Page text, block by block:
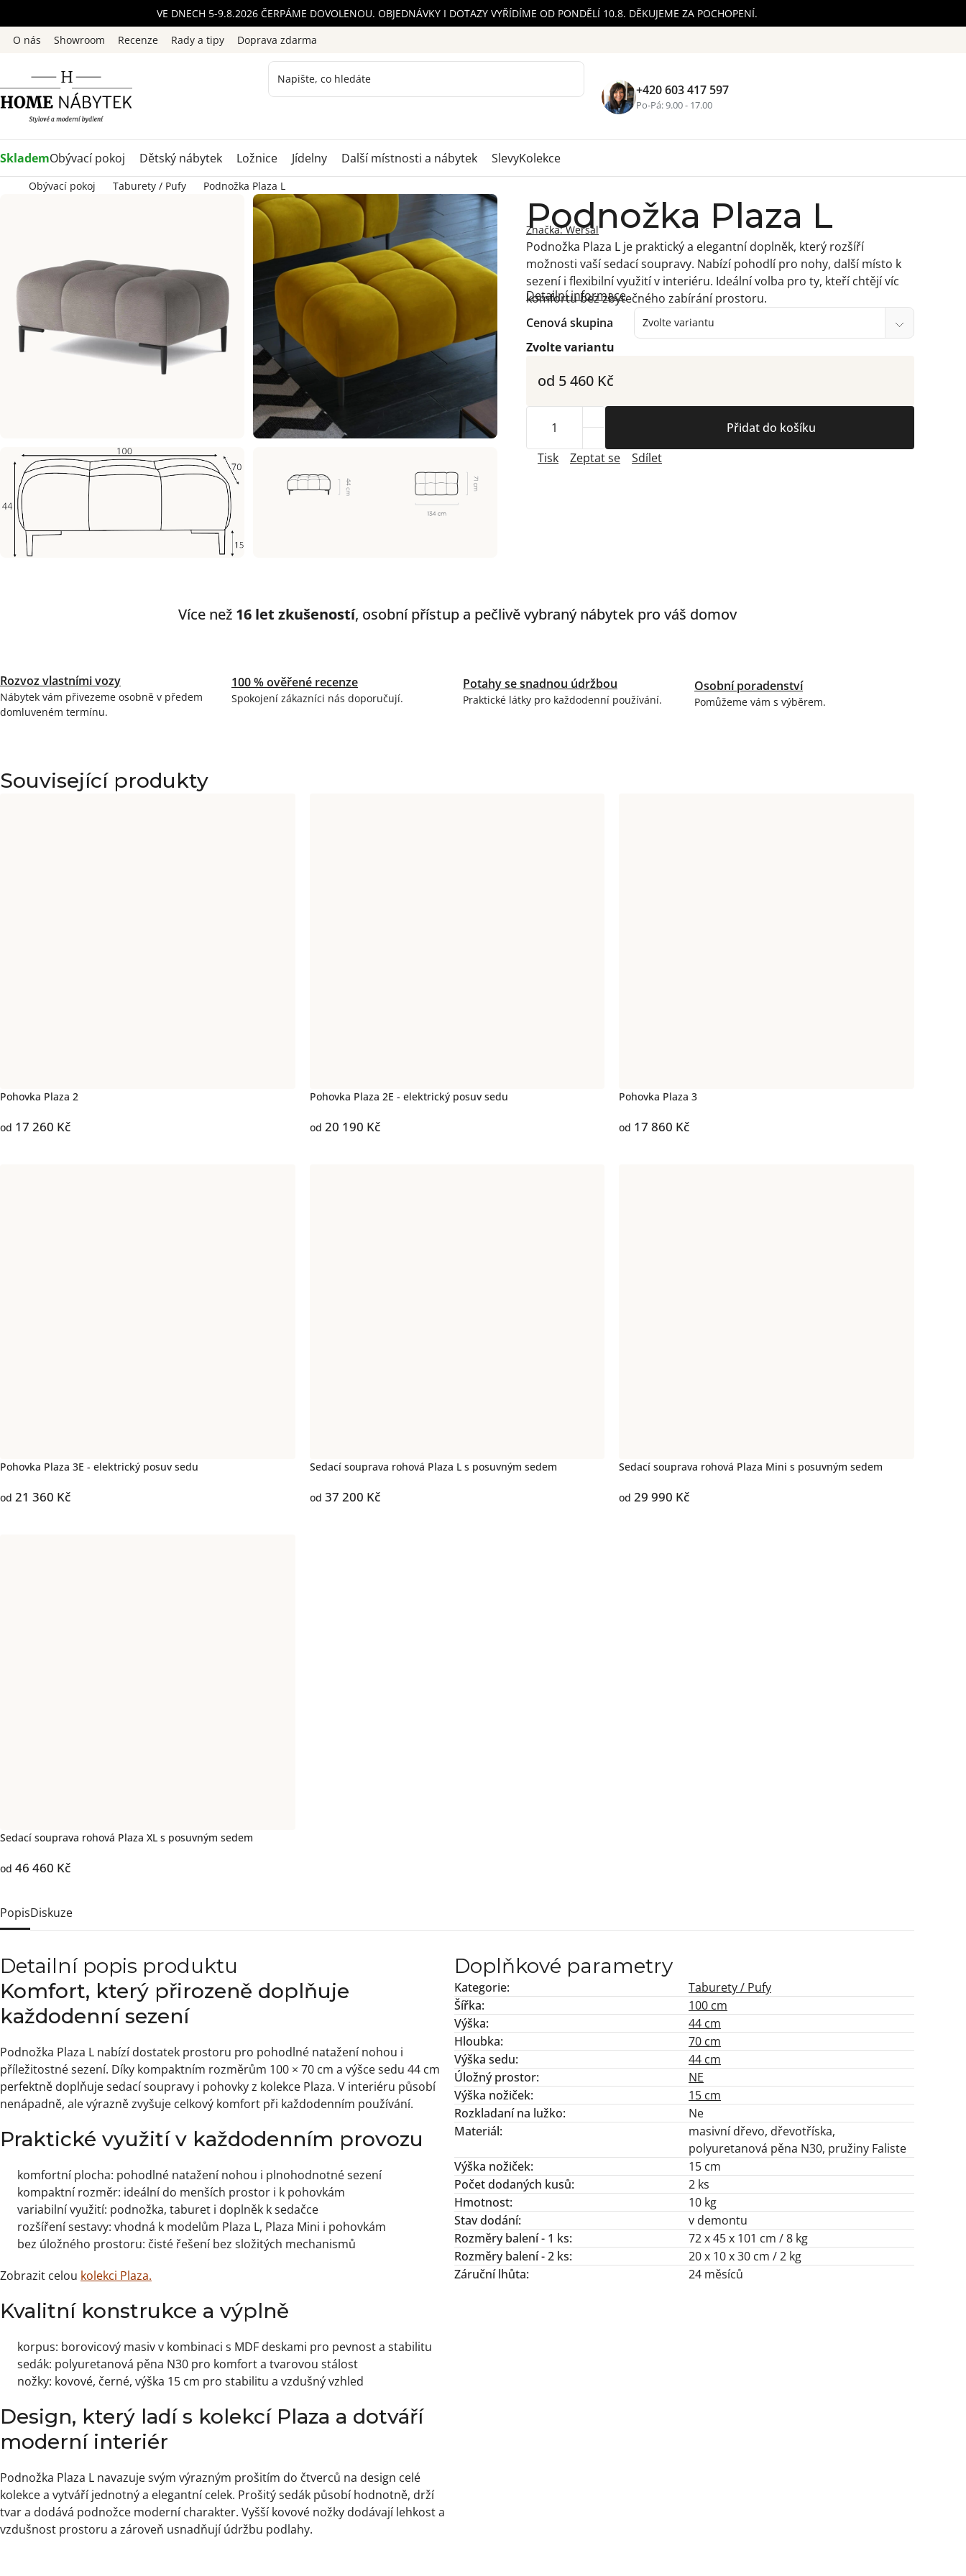
na
obsah
VE DNECH 5-9.8.2026 ČERPÁME DOVOLENOU. OBJEDNÁVKY I DOTAZY VYŘÍDÍME OD PONDĚLÍ 10.8. DĚKUJEME ZA POCHOPENÍ.
O nás
Showroom Recenze Rady a tipy Doprava zdarma
+420 603 417 597
Po-Pá: 9.00 - 17.00
SklademObývací pokoj Dětský nábytek Ložnice Jídelny Další místnosti a nábytek SlevyKolekce
Obývací pokoj Taburety / Pufy Podnožka Plaza L
Podnožka Plaza L
Značka:Wersal
od 5 460 Kč
Zvolte variantu
Cenová skupina
Přidat do košíku
Podnožka Plaza L je praktický a elegantní doplněk, který rozšíří
možnosti vaší sedací soupravy. Nabízí pohodlí pro nohy, další místo k
sezení i flexibilní využití v interiéru. Ideální volba pro ty, kteří chtějí víc
komfortu bez zbytečného zabírání prostoru.
Detailní informace
Tisk Zeptat se Sdílet
Více než 16 let zkušeností, osobní přístup a pečlivě vybraný nábytek pro váš domov
Rozvoz vlastními vozy
Nábytek vám přivezeme osobně v předem
domluveném termínu.
100 % ověřené recenze
Spokojení zákazníci nás doporučují.
Potahy se snadnou údržbou
Praktické látky pro každodenní používání.
Osobní poradenství
Pomůžeme vám s výběrem.
Související produkty
Pohovka Plaza 2
od 17 260 Kč
Pohovka Plaza 2E - elektrický posuv sedu
od 20 190 Kč
Pohovka Plaza 3
od 17 860 Kč
Pohovka Plaza 3E - elektrický posuv sedu
od 21 360 Kč
Sedací souprava rohová Plaza L s posuvným sedem
od 37 200 Kč
Sedací souprava rohová Plaza Mini s posuvným sedem
od 29 990 Kč
Sedací souprava rohová Plaza XL s posuvným sedem
od 46 460 Kč
PopisDiskuze
Detailní popis produktu
Komfort, který přirozeně doplňuje
každodenní sezení
Podnožka Plaza L nabízí dostatek prostoru pro pohodlné natažení nohou i
příležitostné sezení. Díky kompaktním rozměrům 100 × 70 cm a výšce sedu 44 cm
perfektně doplňuje sedací soupravy i pohovky z kolekce Plaza. V interiéru působí
nenápadně, ale výrazně zvyšuje celkový komfort při každodenním používání.
Praktické využití v každodenním provozu
komfortní plocha: pohodlné natažení nohou i plnohodnotné sezení
kompaktní rozměr: ideální do menších prostor i k pohovkám
variabilní využití: podnožka, taburet i doplněk k sedačce
rozšíření sestavy: vhodná k modelům Plaza L, Plaza Mini i pohovkám
bez úložného prostoru: čisté řešení bez složitých mechanismů
Zobrazit celou kolekci Plaza.
Kvalitní konstrukce a výplně
korpus: borovicový masiv v kombinaci s MDF deskami pro pevnost a stabilitu
sedák: polyuretanová pěna N30 pro komfort a tvarovou stálost
nožky: kovové, černé, výška 15 cm pro stabilitu a vzdušný vzhled
Design, který ladí s kolekcí Plaza a dotváří
moderní interiér
Podnožka Plaza L navazuje svým výrazným prošitím do čtverců na design celé
kolekce a vytváří jednotný a elegantní celek. Prošitý sedák působí hodnotně, drží
tvar a dodává podnožce moderní charakter. Vyšší kovové nožky dodávají lehkost a
vzdušnost prostoru a zároveň usnadňují údržbu podlahy.
Doplňkové parametry
Kategorie:
Taburety / Pufy
Šířka:
100 cm
Výška:
44 cm
Hloubka:
70 cm
Výška sedu:
44 cm
Úložný prostor:
NE
Výška nožiček:
15 cm
Rozkladaní na lužko:
Ne
Materiál:
masivní dřevo, dřevotříska,
polyuretanová pěna N30, pružiny Faliste
Výška nožiček:
15 cm
Počet dodaných kusů:
2 ks
Hmotnost:
10 kg
Stav dodání:
v demontu
Rozměry balení - 1 ks:
72 x 45 x 101 cm / 8 kg
Rozměry balení - 2 ks:
20 x 10 x 30 cm / 2 kg
Záruční lhůta: 24 měsíců